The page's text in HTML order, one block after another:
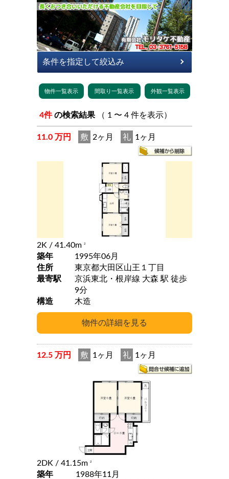
4件 の検索結果 （ 1 〜 4 件を表示）
11.0 万円 敷 2ヶ月 礼 1ヶ月
2K / 41.40m 2
築年
1995年06月
住所
東京都大田区山王１丁目
最寄駅
京浜東北・根岸線 大森 駅 徒歩
9分
構造
木造
12.5 万円 敷 1ヶ月 礼 1ヶ月
2DK / 41.15m 2
築年
1988年11月